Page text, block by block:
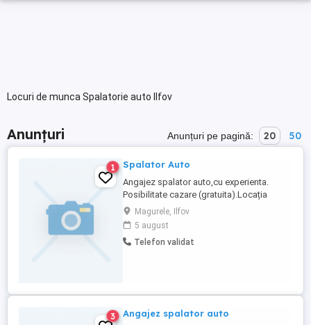
Locuri de munca Spalatorie auto Ilfov
Anunțuri Anunțuri pe pagină: 20 50
1 Spalator Auto
Angajez spalator auto,cu experienta.
Posibilitate cazare (gratuita).Locația
spalatoriei este în Magurele,Ilfov.
Magurele, Ilfov
5 august
Telefon validat
3 Angajez spalator auto